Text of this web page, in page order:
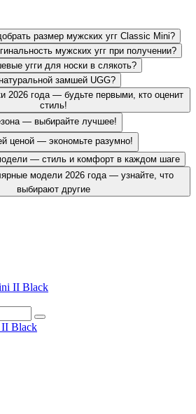
ударные нагрузки и не скользит.
смесь натуральной шерсти и
под анатомическую форму
обработка:замша пропитана
для защиты от мокрого снега и
Classic Mini
мини-угг разработаны под
условия:
Температурный
с базовой
молнией для
при
Tex и
кожа с
по Москве и России
размер мужских угг Classic Mini?
мужских угг при получении?
угги для носки в слякоть?
замшей UGG?
2026 года — будьте первыми, кто оценит
стиль!
— выбирайте лучшее!
ценой — экономьте разумно!
— стиль и комфорт в каждом шаге
модели 2026 года — узнайте, что
выбирают другие
II Black